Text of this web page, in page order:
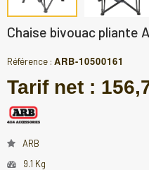
Chaise bivouac pliante
Référence : ARB-10500161
Tarif net :
ARB
9.1 Kg